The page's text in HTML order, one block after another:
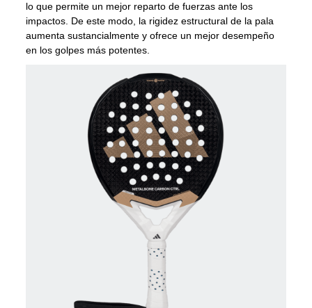
lo que permite un mejor reparto de fuerzas ante los
impactos. De este modo, la rigidez estructural de la pala
aumenta sustancialmente y ofrece un mejor desempeño
en los golpes más potentes.